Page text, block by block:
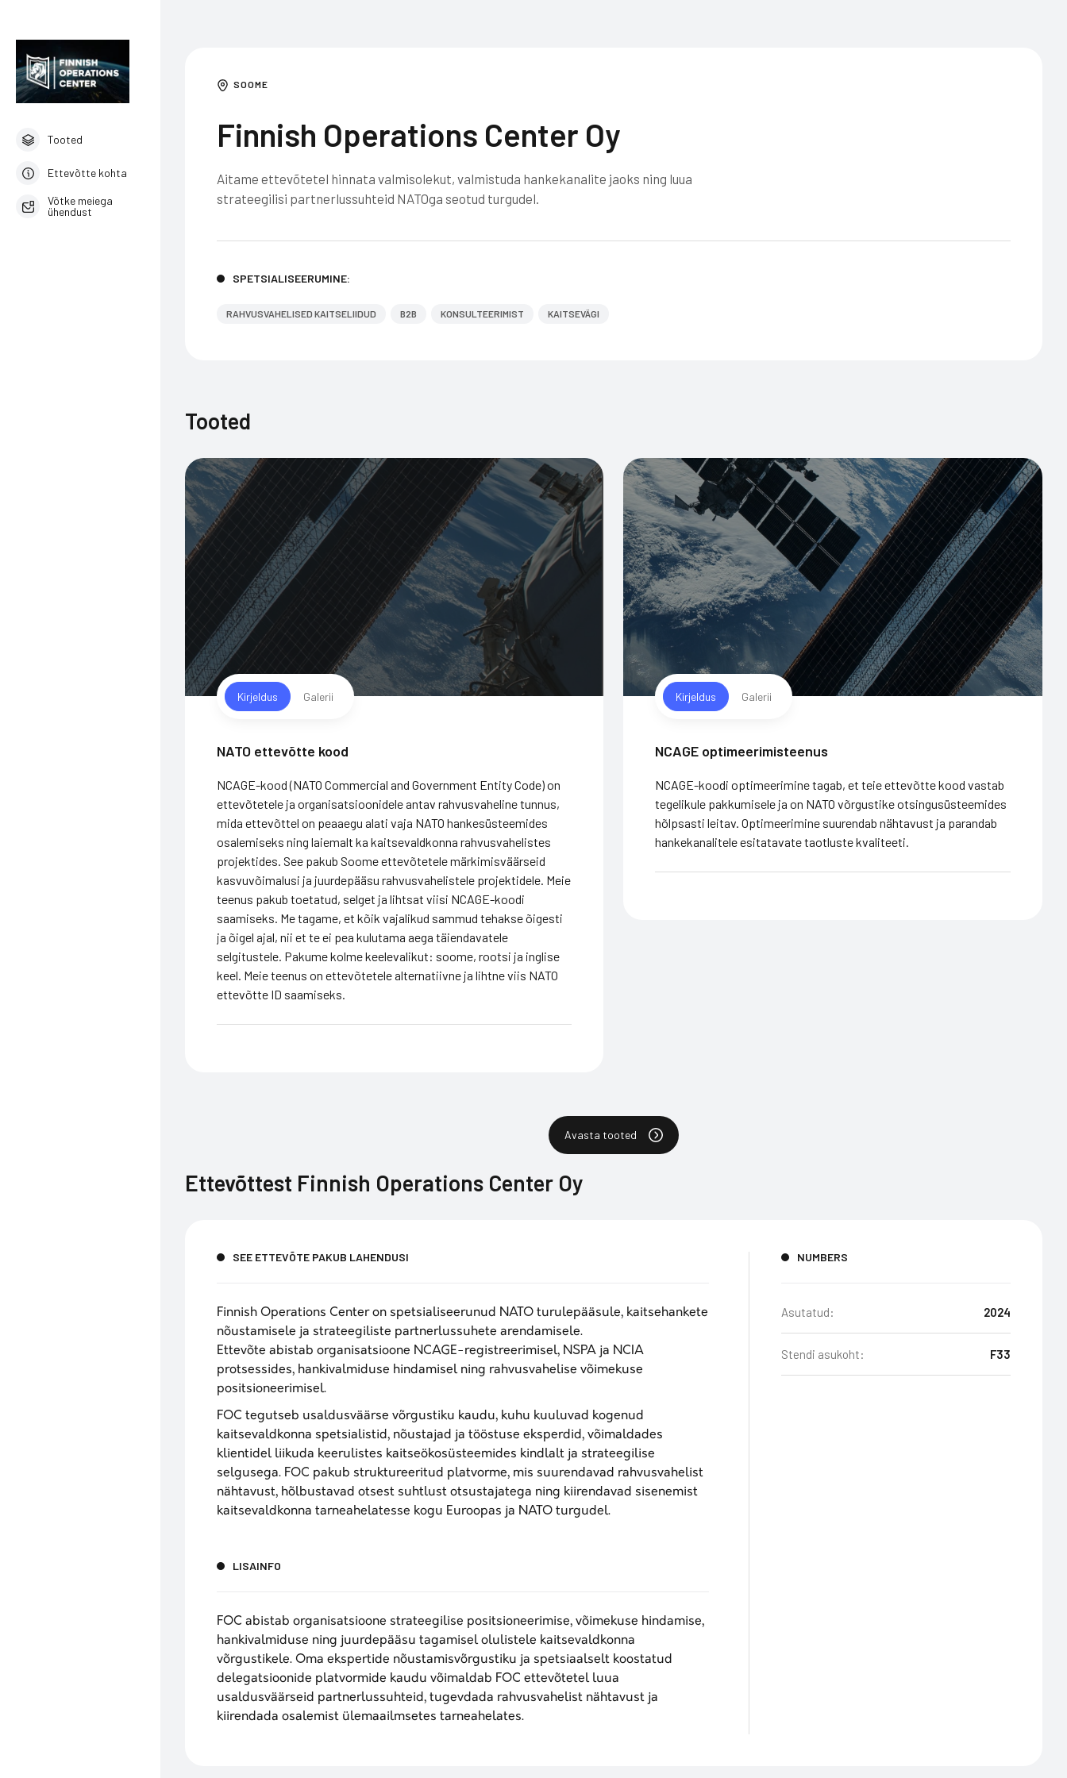
Tooted
Ettevõtte kohta
Võtke meiega
ühendust
SOOME
Finnish Operations Center Oy
Aitame ettevõtetel hinnata valmisolekut, valmistuda hankekanalite jaoks ning luua
strateegilisi partnerlussuhteid NATOga seotud turgudel.
SPETSIALISEERUMINE:
RAHVUSVAHELISED KAITSELIIDUD B2B KONSULTEERIMIST KAITSEVÄGI
Tooted
Kirjeldus Galerii
NATO ettevõtte kood
NCAGE-kood (NATO Commercial and Government Entity Code) on
ettevõtetele ja organisatsioonidele antav rahvusvaheline tunnus,
mida ettevõttel on peaaegu alati vaja NATO hankesüsteemides
osalemiseks ning laiemalt ka kaitsevaldkonna rahvusvahelistes
projektides. See pakub Soome ettevõtetele märkimisväärseid
kasvuvõimalusi ja juurdepääsu rahvusvahelistele projektidele. Meie
teenus pakub toetatud, selget ja lihtsat viisi NCAGE-koodi
saamiseks. Me tagame, et kõik vajalikud sammud tehakse õigesti
ja õigel ajal, nii et te ei pea kulutama aega täiendavatele
selgitustele. Pakume kolme keelevalikut: soome, rootsi ja inglise
keel. Meie teenus on ettevõtetele alternatiivne ja lihtne viis NATO
ettevõtte ID saamiseks.
Kirjeldus Galerii
NCAGE optimeerimisteenus
NCAGE-koodi optimeerimine tagab, et teie ettevõtte kood vastab
tegelikule pakkumisele ja on NATO võrgustike otsingusüsteemides
hõlpsasti leitav. Optimeerimine suurendab nähtavust ja parandab
hankekanalitele esitatavate taotluste kvaliteeti.
Avasta tooted
Ettevõttest Finnish Operations Center Oy
SEE ETTEVÕTE PAKUB LAHENDUSI
Finnish Operations Center on spetsialiseerunud NATO turulepääsule, kaitsehankete
nõustamisele ja strateegiliste partnerlussuhete arendamisele.
Ettevõte abistab organisatsioone NCAGE-registreerimisel, NSPA ja NCIA
protsessides, hankivalmiduse hindamisel ning rahvusvahelise võimekuse
positsioneerimisel.
FOC tegutseb usaldusväärse võrgustiku kaudu, kuhu kuuluvad kogenud
kaitsevaldkonna spetsialistid, nõustajad ja tööstuse eksperdid, võimaldades
klientidel liikuda keerulistes kaitseökosüsteemides kindlalt ja strateegilise
selgusega. FOC pakub struktureeritud platvorme, mis suurendavad rahvusvahelist
nähtavust, hõlbustavad otsest suhtlust otsustajatega ning kiirendavad sisenemist
kaitsevaldkonna tarneahelatesse kogu Euroopas ja NATO turgudel.
LISAINFO
FOC abistab organisatsioone strateegilise positsioneerimise, võimekuse hindamise,
hankivalmiduse ning juurdepääsu tagamisel olulistele kaitsevaldkonna
võrgustikele. Oma ekspertide nõustamisvõrgustiku ja spetsiaalselt koostatud
delegatsioonide platvormide kaudu võimaldab FOC ettevõtetel luua
usaldusväärseid partnerlussuhteid, tugevdada rahvusvahelist nähtavust ja
kiirendada osalemist ülemaailmsetes tarneahelates.
NUMBERS
Asutatud: 2024
Stendi asukoht: F33